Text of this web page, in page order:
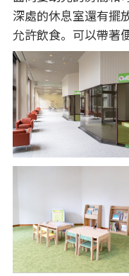
深處的休息室還有擺
允許飲食。可以帶著